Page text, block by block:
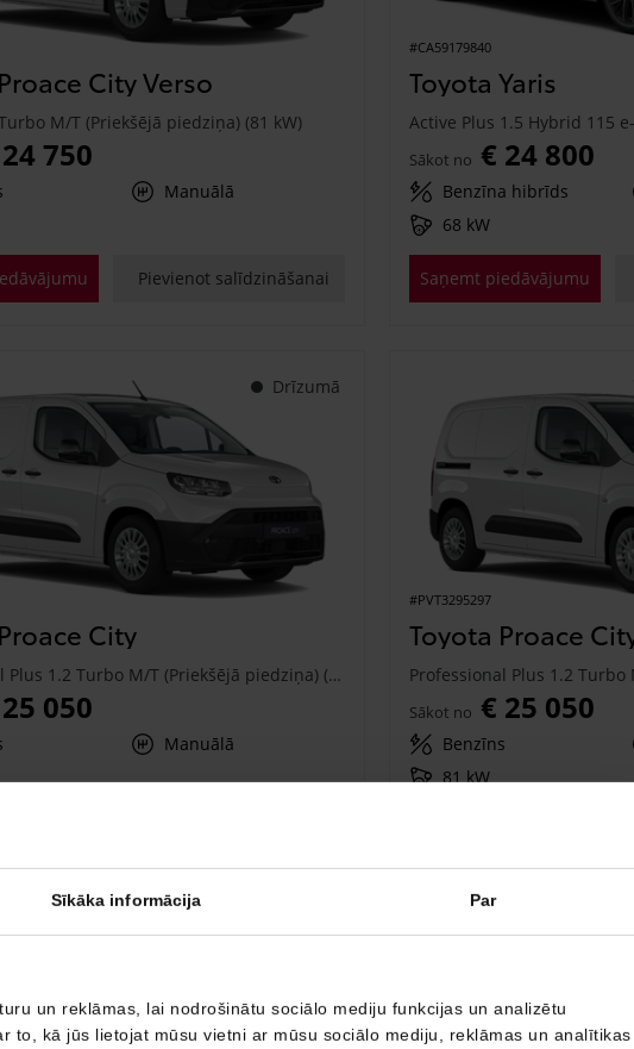
Sīkāka informācija Par
un reklāmas, lai nodrošinātu sociālo mediju funkcijas un analizētu
to, kā jūs lietojat mūsu vietni ar mūsu sociālo mediju, reklāmas un analītikas
City Verso
M/T (Priekšējā piedziņa) (81 kW)
750
Manuālā
Pievienot salīdzināšanai
#CA59179840
Toyota Yaris
Sākot no € 24 800
Benzīna hibrīds
68 kW
Saņemt piedāvājumu
Drīzumā
City
Professional Plus 1.2 Turbo M/T (Priekšējā piedziņa) (81 kW)
050
Manuālā
#PVT3295297
Toyota Proace
Sākot no € 25 050
Benzīns
81 kW
Drīzumā